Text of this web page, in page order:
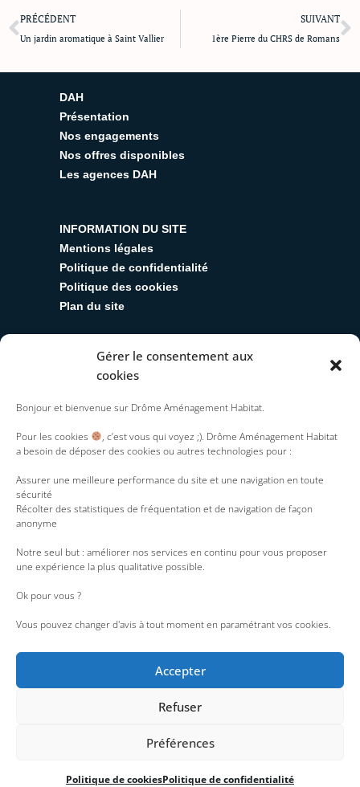
Gérer le consentement aux
cookies
Bonjour et bienvenue sur Drôme Aménagement Habitat.
Pour les cookies
, c’est vous qui voyez ;). Drôme Aménagement Habitat
a besoin de déposer des cookies ou autres technologies pour :
Assurer une meilleure performance du site et une navigation en toute
sécurité
Récolter des statistiques de fréquentation et de navigation de façon
anonyme
Notre seul but : améliorer nos services en continu pour vous proposer
une expérience la plus qualitative possible.
Ok pour vous ?
Vous pouvez changer d'avis à tout moment en paramétrant vos cookies.
Accepter
Refuser
Préférences
Politique de cookiesPolitique de confidentialité
Précédent
PRÉCÉDENT
Un jardin aromatique à Saint Vallier
SUIVANT
1ère Pierre du CHRS de Romans
DAH
Présentation
Nos engagements
Nos offres disponibles
Les agences DAH
INFORMATION DU SITE
Mentions légales
Politique de confidentialité
Politique des cookies
Plan du site
SUIVEZ-NOUS
Y
o
u
t
u
e
T
w
t
t
r
L
i
k
e
i
R
s
s
I
n
s
t
a
r
m
Accessibilité : partiellement conforme|